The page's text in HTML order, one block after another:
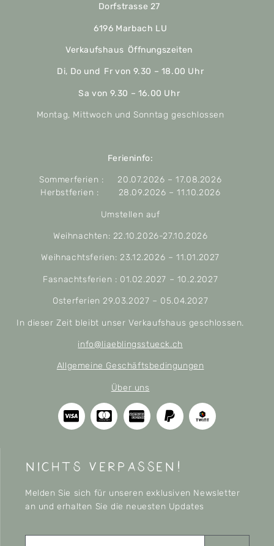
Dorfstrasse 27
6196 Marbach LU
Verkaufshaus Öffnungszeiten
Di, Do und Fr von 9.30 – 18.00 Uhr
Sa von 9.30 – 16.00 Uhr
Montag, Mittwoch und Sonntag geschlossen
Ferieninfo:
Sommerferien : 20.07.2026 – 17.08.2026
Herbstferien : 28.09.2026 – 11.10.2026
Umstellen auf
Weihnachten: 22.10.2026-27.10.2026
Weihnachtsferien: 23.12.2026 – 11.01.2027
Fasnachtsferien : 01.02.2027 – 10.2.2027
Osterferien 29.03.2027 – 05.04.2027
In dieser Zeit bleibt unser Verkaufshaus geschlossen.
info@liaeblingsstueck.ch
Allgemeine Geschäftsbedingungen
Über uns
nichts verpassen!
Melden Sie sich für unseren exklusiven Newsletter
an und erhalten Sie die neuesten Updates